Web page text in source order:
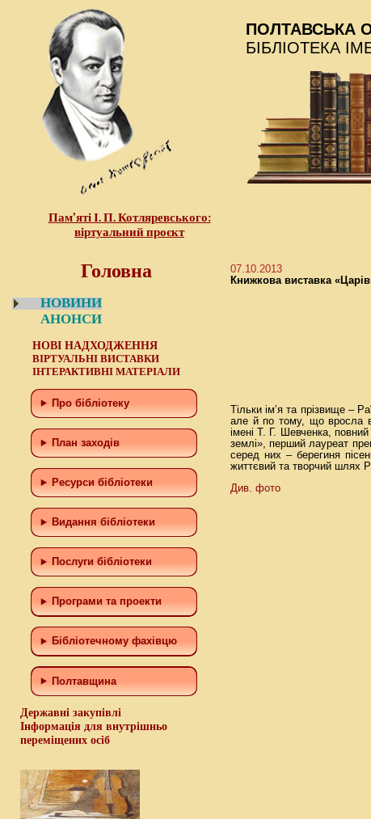
Пам’яті І. П. Котляревського:
віртуальний проєкт
ПОЛТАВСЬКА
БІБЛІОТЕКА
Головна
НОВИНИ
АНОНСИ
НОВІ НАДХОДЖЕННЯ
ВІРТУАЛЬНІ ВИСТАВКИ
ІНТЕРАКТИВНІ МАТЕРІАЛИ
Про бібліотеку
План заходів
Ресурси бібліотеки
Видання бібліотеки
Послуги бібліотеки
Програми та проекти
Бiблiотечному фахiвцю
Полтавщина
Державні закупівлі
Інформація для внутрішньо
переміщених осіб
07.10.2013
Книжкова виставка
Тільки ім’я та прізвище –
але й по тому, що вросла
імені Т. Г. Шевченка,
землі», перший лауреат
серед них – берегиня
життєвий та творчий шлях
Див. фото